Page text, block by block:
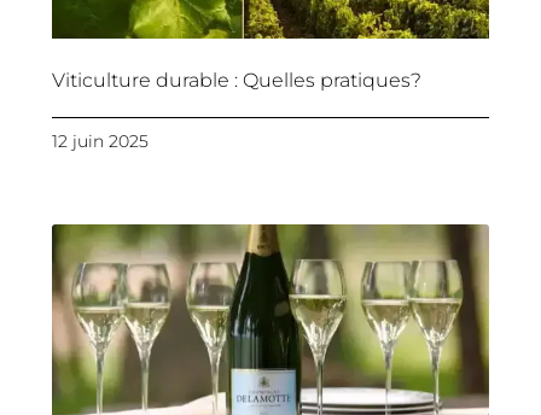
Viticulture durable : Quelles pratiques?
12 juin 2025